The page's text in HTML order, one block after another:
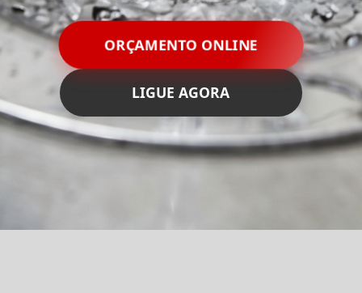
ORÇAMENTO ONLINE
LIGUE AGORA